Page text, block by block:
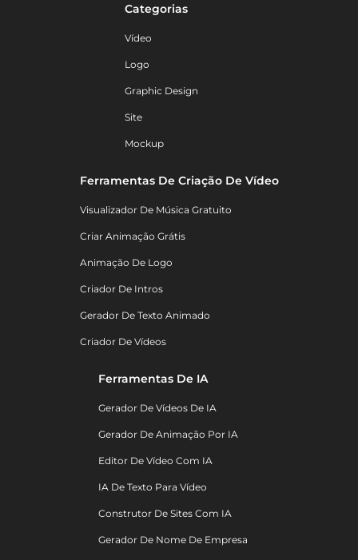
Categorias
Vídeo
Logo
Graphic Design
Site
Mockup
Ferramentas De Criação De Vídeo
Visualizador De Música Gratuito
Criar Animação Grátis
Animação De Logo
Criador De Intros
Gerador De Texto Animado
Criador De Vídeos
Ferramentas De IA
Gerador De Vídeos De IA
Gerador De Animação Por IA
Editor De Vídeo Com IA
IA De Texto Para Vídeo
Construtor De Sites Com IA
Gerador De Nome De Empresa